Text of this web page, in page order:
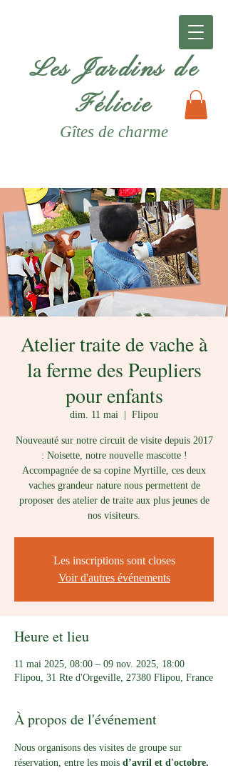
Les Jardins de
Félicie
Gîtes de charme
Atelier traite de vache à
la ferme des Peupliers
pour enfants
dim. 11 mai Flipou
Nouveauté sur notre circuit de visite depuis 2017
: Noisette, notre nouvelle mascotte !
Accompagnée de sa copine Myrtille, ces deux
vaches grandeur nature nous permettent de
proposer des atelier de traite aux plus jeunes de
nos visiteurs.
Les inscriptions sont closes
Voir d'autres événements
Heure et lieu
11 mai 2025, 08:00 – 09 nov. 2025, 18:00
Flipou, 31 Rte d'Orgeville, 27380 Flipou, France
À propos de l'événement
Nous organisons des visites de groupe sur
réservation, entre les mois d’avril et d'octobre.